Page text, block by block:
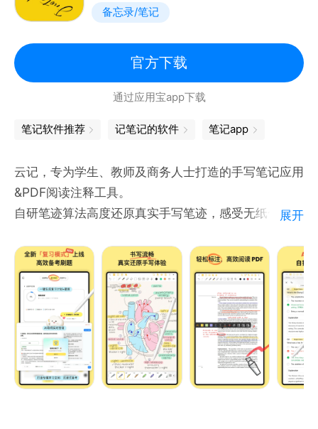
网时或其他任何有灵感的时刻快速记下你的想法。
可访问 http://aka.ms/OnenoteAndroidFAQ 查找有关
Android 版 OneNote 的常见问题解答
• 需要 Android OS 9.0 或更高版本。
• OneNote 可打开使用 Microsoft OneNote 2010 或
更高版本创建的现有笔记本。
• 若要将笔记同步到 OneDrive for Business，请使用
此应用由 Microsoft 或第三方应用发行商提供，且需
遵守单独的隐私声明以及条款和条件。通过使用此应用
商店和此应用提供的数据可由 Microsoft 或第三方应
用发行商访问（若适用），并且此数据传输到、存储和
处理的地点可能在美国，也可能在 Microsoft 或应用
发行商及其关联公司或服务提供商驻地的任何其他国
给PDF做标注
亮，让学习变得更加互动和生动。
- 内容结合： 将文字和手写笔记结合在一起，帮助你
更好地理解和记忆学习内容。
- 多任务处理： 分屏功能使你可以同时查看不同的资
料或应用，高效地进行多任务处理。
- 课程学习： 在学习课程内容的同时，将自己的手写
笔记或导图笔记并排显示，深入理解并迅速复习。
自定义模板
- 个性化设计： 根据个人学习和工作风格，自定义模
板让你可以创建符合自己需求的笔记格式和布局。
- 增强效率： 针对性地进行学习和复习。
如需技术协助，请联系我们的团队：
contact@freenotetech.com
备忘录/笔记
官方下载
通过应用宝app下载
笔记软件推荐 记笔记的软件 笔记app
云记，专为学生、教师及商务人士打造的手写笔记应用
&PDF阅读注释工具。
自研笔迹算法高度还原真实手写笔迹，感受无纸化办公
* 自然流畅的手写体验
多种笔迹效果模式，自定义笔迹粗细色彩，添加笔盒快
捷使用。您可像在草稿本、书写板上一样涂划素描草
图，头脑风暴记录印象内容。也可当成备忘录、便签，
随手写就重点内容防止遗忘。
展开